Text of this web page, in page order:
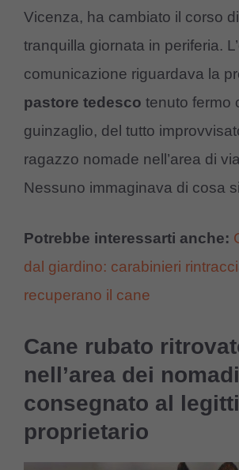
Vicenza, ha cambiato il corso
tranquilla giornata in periferia.
comunicazione riguardava la
pastore tedesco tenuto fermo
guinzaglio, del tutto
ragazzo nomade nell’area di
Nessuno immaginava di cosa
Potrebbe interessarti anche:
dal giardino: carabinieri
recuperano il cane
Cane rubato
nell’area dei
consegnato al
proprietario